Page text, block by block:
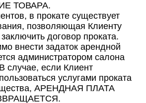
ТОВАРА.
в прокате существует
позволяющая Клиенту
договор проката.
внести задаток арендной
администратором салона
случае, если Клиент
услугами проката
АРЕНДНАЯ ПЛАТА